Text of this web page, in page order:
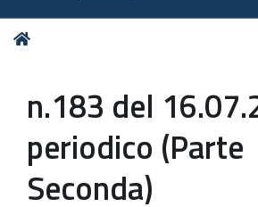
Tu
n.183 del
periodico (Parte
Seconda)